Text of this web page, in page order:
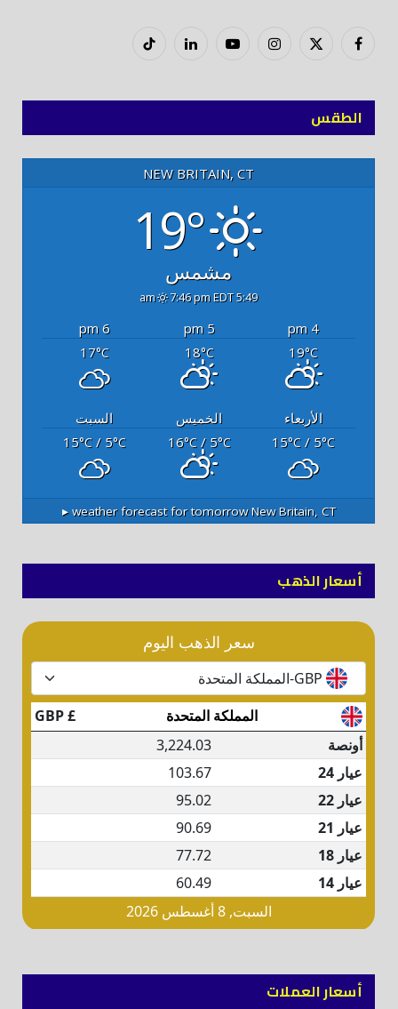
فيسبوكX
إنستغراميوتيوب لينكدود
تيك
الطقس
NEW BRITAIN, CT
19°
مشمس
5:49 am
7:46 pm EDT
4 pm
5 pm
6 pm
19°C
18°C
17°C
الأربعاء الخميس
السبت
15°C / 5°C
16°C/ 5°C
15°C/ 5°C
New Britain, CT
weather forecast for tomorrow ▸
أسعار الذهب
أسعار العملات